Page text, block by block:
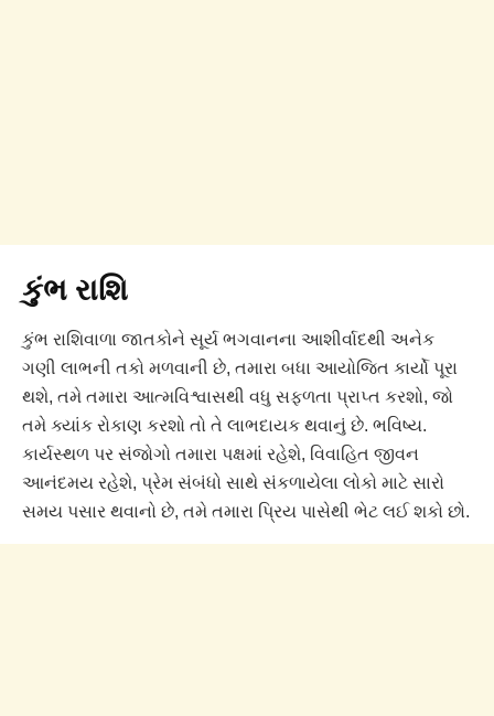
કુંભ રાશિ
કુંભ રાશિવાળા જાતકોને સૂર્ય ભગવાનના આશીર્વાદથી અનેક
ગણી લાભની તકો મળવાની છે, તમારા બધા આયોજિત કાર્યો પૂરા
થશે, તમે તમારા આત્મવિશ્વાસથી વધુ સફળતા પ્રાપ્ત કરશો, જો
તમે ક્યાંક રોકાણ કરશો તો તે લાભદાયક થવાનું છે. ભવિષ્ય.
કાર્યસ્થળ પર સંજોગો તમારા પક્ષમાં રહેશે, વિવાહિત જીવન
આનંદમય રહેશે, પ્રેમ સંબંધો સાથે સંકળાયેલા લોકો માટે સારો
સમય પસાર થવાનો છે, તમે તમારા પ્રિય પાસેથી ભેટ લઈ શકો છો.